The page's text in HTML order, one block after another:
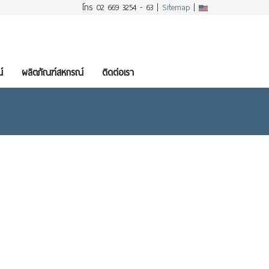
โทร 02 669 3254 - 63 | Sitemap |
ผลิตภัณฑ์สหกรณ์ ติดต่อเรา